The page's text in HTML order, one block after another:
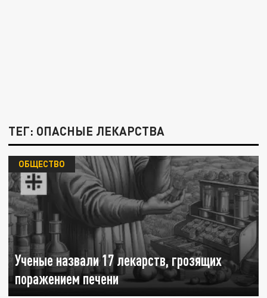
ТЕГ: ОПАСНЫЕ ЛЕКАРСТВА
Ученые назвали 17 лекарств, грозящих
поражением печени
ОБЩЕСТВО